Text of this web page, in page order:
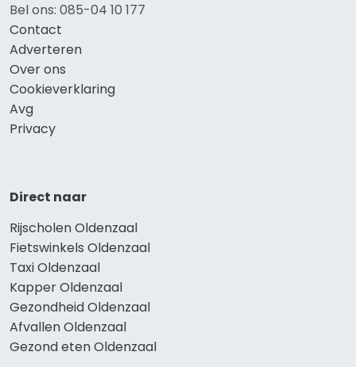
Bel ons: 085-04 10 177
Contact
Adverteren
Over ons
Cookieverklaring
Avg
Privacy
Direct naar
Rijscholen Oldenzaal
Fietswinkels Oldenzaal
Taxi Oldenzaal
Kapper Oldenzaal
Gezondheid Oldenzaal
Afvallen Oldenzaal
Gezond eten Oldenzaal